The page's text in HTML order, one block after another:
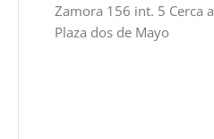
Zamora 156 int. 5 Cerca a
Plaza dos de Mayo